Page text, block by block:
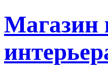
Магазин